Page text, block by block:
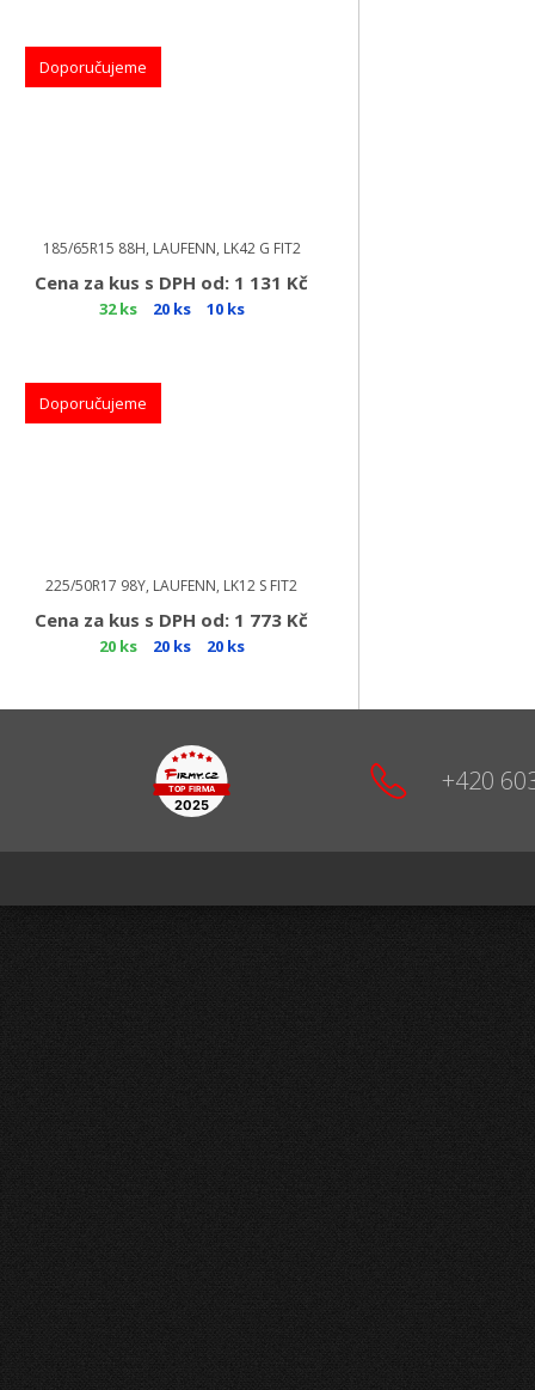
Doporučujeme
185/65R15 88H, LAUFENN, LK42 G FIT2
Cena za kus s DPH od: 1 131 Kč
32 ks 20 ks 10 ks
Doporučujeme
225/50R17 98Y, LAUFENN, LK12 S FIT2
Cena za kus s DPH od: 1 773 Kč
20 ks 20 ks 20 ks
+420